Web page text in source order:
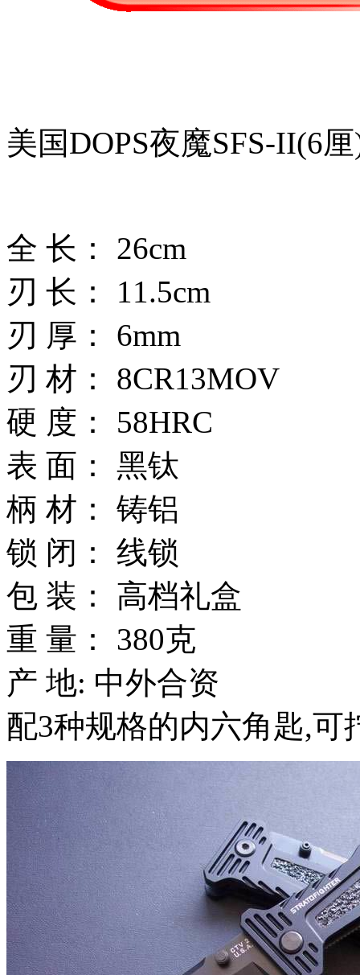
美国DOPS夜魔SFS-II(6
全 长： 26cm
刃 长： 11.5cm
刃 厚： 6mm
刃 材： 8CR13MOV
硬 度： 58HRC
表 面： 黑钛
柄 材： 铸铝
锁 闭： 线锁
包 装： 高档礼盒
重 量： 380克
产 地: 中外合资
配3种规格的内六角匙,可